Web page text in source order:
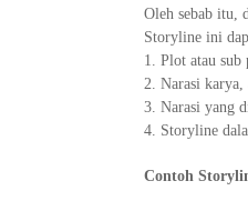
Oleh sebab itu,
Storyline ini
Plot atau sub
Narasi
Narasi yang
Storyline
Contoh